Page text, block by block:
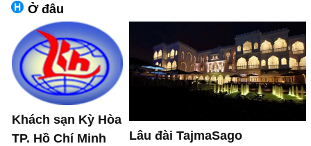
Ở đâu
Khách sạn Kỳ Hòa
TP. Hồ Chí Minh
Lâu đài TajmaSago